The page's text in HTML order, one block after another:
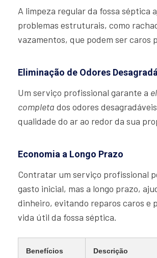
A limpeza regular da fossa séptica
problemas estruturais, como
vazamentos, que podem ser caros
Eliminação de Odores
Um serviço profissional garante a
completa dos odores
qualidade do ar ao redor da sua
Economia a Longo Prazo
Contratar um serviço profissional
gasto inicial, mas a longo prazo,
dinheiro, evitando reparos caros e
vida útil da fossa séptica.
Benefícios Descrição